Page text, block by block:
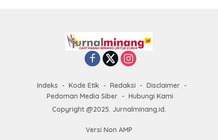
Indeks Kode Etik Redaksi
Disclaimer
Pedoman Media Siber
Hubungi Kami
Copyright @2025. Jurnalminang.id.
Versi Non AMP